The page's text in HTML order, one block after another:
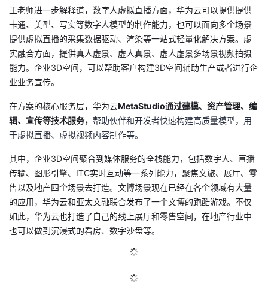
王老师进一步解释道， 数字人虚拟直播方面，华为云可以提供提供
卡通、美型、写实等数字人模型的制作能力，也可以面向多个场景
提供虚拟直播的采集数据驱动、渲染等一站式轻量化解决方案。虚
实融合方面， 提供真人虚景、虚人真景、虚人虚景多场景视频拍摄
能力。 企业3D空间， 可以帮助客户构建3D空间辅助生产或者进行企
业业务宣传。
在方案的核心服务层，华为云MetaStudio通过建模、资产管理、编
辑、宣传等技术服务， 帮助伙伴和开发者快速构建高质量模型，用
于虚拟直播、虚拟视频内容制作等。
其中，企业3D空间聚合到媒体服务的全栈能力，包括数字人、直播
传输、图形引擎、ITC实时互动等一系列能力， 聚焦文旅、 展厅、零
售以及地产四个场景去打造。文博场景现在已经在各个领域有大量
的应用，华为云和亚太文融联合发布了一个文博的跑酷游戏。 不仅
如此， 华为云也打造了自己的线上展厅和零售空间，在地产行业中
也可以做到沉浸式的看房、数字沙盘等。